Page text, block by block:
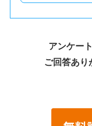
アンケー
ご回答あり